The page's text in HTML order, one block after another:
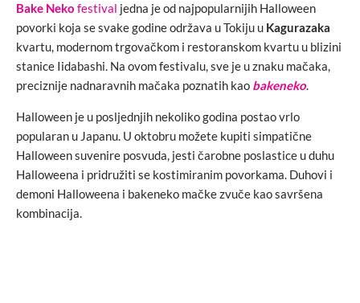
Bake Neko festival jedna je od najpopularnijih Halloween
povorki koja se svake godine održava u Tokiju u Kagurazaka
kvartu, modernom trgovačkom i restoranskom kvartu u blizini
stanice Iidabashi. Na ovom festivalu, sve je u znaku mačaka,
preciznije nadnaravnih mačaka poznatih kao bakeneko.
Halloween je u posljednjih nekoliko godina postao vrlo
popularan u Japanu. U oktobru možete kupiti simpatične
Halloween suvenire posvuda, jesti čarobne poslastice u duhu
Halloweena i pridružiti se kostimiranim povorkama. Duhovi i
demoni Halloweena i bakeneko mačke zvuče kao savršena
kombinacija.